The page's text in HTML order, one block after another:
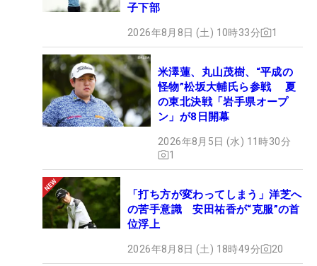
子下部
2026年8月8日 (土) 10時33分 1
米澤蓮、丸山茂樹、“平成の
怪物”松坂大輔氏ら参戦 夏
の東北決戦「岩手県オープ
ン」が8日開幕
2026年8月5日 (水) 11時30分
1
「打ち方が変わってしまう」洋芝へ
の苦手意識 安田祐香が“克服”の首
位浮上
2026年8月8日 (土) 18時49分 20